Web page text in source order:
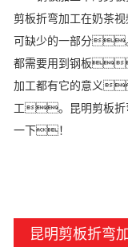
剪板折弯加工在奶茶
可缺少的一部分
都需要用到钢板
加工都有它的意义
工。昆明剪板折
一下！
昆明剪板折弯